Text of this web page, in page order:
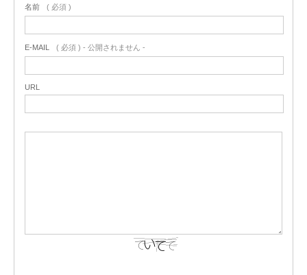
名前 ( 必須 )
E-MAIL ( 必須 ) - 公開されません -
URL